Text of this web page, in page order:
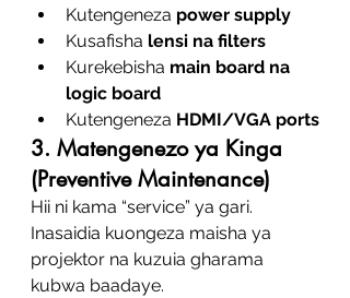
Kutengeneza power supply
Kusafisha lensi na filters
Kurekebisha main board na
logic board
Kutengeneza HDMI/VGA ports
3. Matengenezo ya Kinga
(Preventive Maintenance)
Hii ni kama “service” ya gari.
Inasaidia kuongeza maisha ya
projektor na kuzuia gharama
kubwa baadaye.